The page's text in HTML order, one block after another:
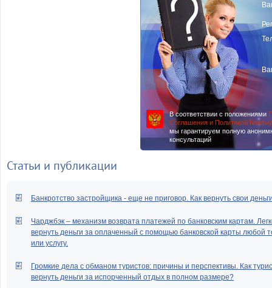
В соответствии с положениями
Соглашения и Политикой
мы гарантируем полную
консультаций
Статьи и публикации
Банкротство застройщика - еще не приговор. Как вернуть свои
Чарджбэк – механизм возврата платежей по банковским картам.
вернуть деньги за оплаченный с помощью банковской карты любой
или услугу.
Громкие дела с обманом туристов: причины и перспективы. Как
вернуть деньги за испорченный отдых в полном размере?